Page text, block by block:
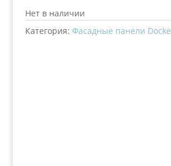
Нет в наличии
Категория: Фасадные панели Docke